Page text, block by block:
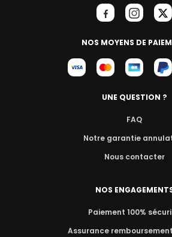
NOS MOYENS DE
UNE QUESTION ?
FAQ
Notre garantie
Nous contacter
NOS
Paiement 100%
Assurance